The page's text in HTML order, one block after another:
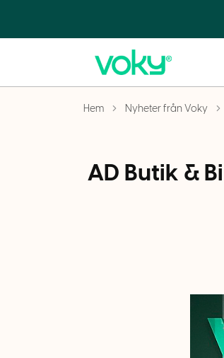
Hem Nyheter från Voky
AD Butik &